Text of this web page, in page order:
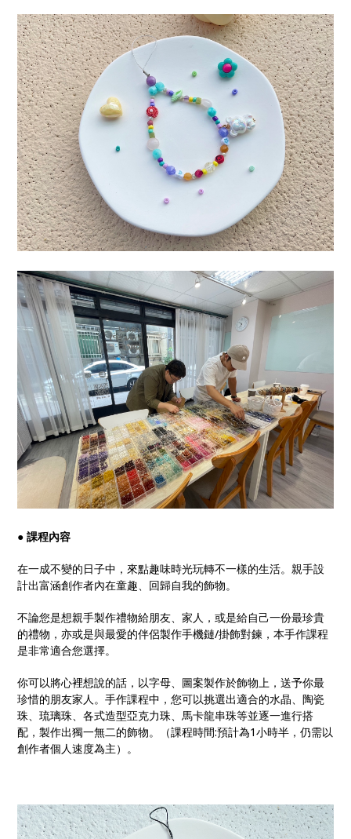
●課程內容
在一成不變的日子中，來點趣味時光玩轉不一樣的生活。親手設
計出富涵創作者內在童趣、回歸自我的飾物。
不論您是想親手製作禮物給朋友、家人，或是給自己一份最珍貴
的禮物，亦或是與最愛的伴侶製作手機鏈/掛飾對鍊，本手作課程
是非常適合您選擇。
你可以將心裡想說的話，以字母、圖案製作於飾物上，送予你最
珍惜的朋友家人。手作課程中，您可以挑選出適合的水晶、陶瓷
珠、琉璃珠、各式造型亞克力珠、馬卡龍串珠等並逐一進行搭
配，製作出獨一無二的飾物。（課程時間:預計為1小時半，仍需以
創作者個人速度為主）。